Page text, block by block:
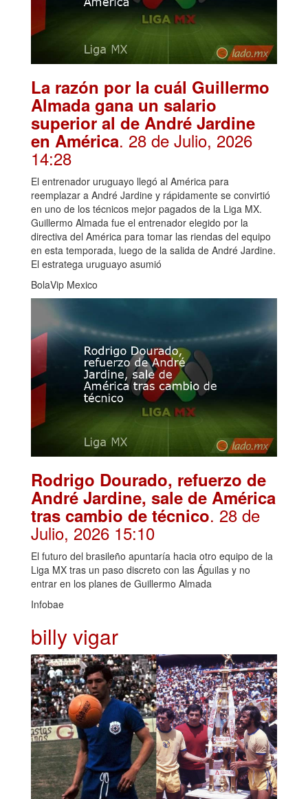
La razón por la cuál Guillermo
Almada gana un salario
superior al de André Jardine
en América. 28 de Julio, 2026
14:28
El entrenador uruguayo llegó al América para
reemplazar a André Jardine y rápidamente se convirtió
en uno de los técnicos mejor pagados de la Liga MX.
Guillermo Almada fue el entrenador elegido por la
directiva del América para tomar las riendas del equipo
en esta temporada, luego de la salida de André Jardine.
El estratega uruguayo asumió
BolaVip Mexico
Rodrigo Dourado, refuerzo de
André Jardine, sale de América
tras cambio de técnico. 28 de
Julio, 2026 15:10
El futuro del brasileño apuntaría hacia otro equipo de la
Liga MX tras un paso discreto con las Águilas y no
entrar en los planes de Guillermo Almada
Infobae
billy vigar